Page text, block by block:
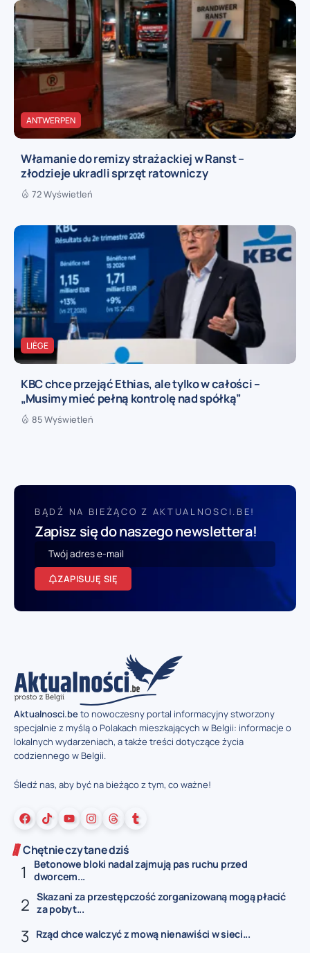
ANTWERPEN
Włamanie do remizy strażackiej w Ranst –
złodzieje ukradli sprzęt ratowniczy
72 Wyświetleń
LIÈGE
KBC chce przejąć Ethias, ale tylko w całości –
„Musimy mieć pełną kontrolę nad spółką”
85 Wyświetleń
BĄDŹ NA BIEŻĄCO Z AKTUALNOSCI.BE!
Zapisz się do naszego newslettera!
ZAPISUJĘ SIĘ
Aktualnosci.beto nowoczesny portal informacyjny stworzony
specjalnie z myślą o Polakach mieszkających w Belgii: informacje o
lokalnych wydarzeniach, a także treści dotyczące życia
codziennego w Belgii.
Śledź nas, aby być na bieżąco z tym, co ważne!
Chętnie czytane dziś
Betonowe bloki nadal zajmują pas ruchu przed
dworcem...
Skazani za przestępczość zorganizowaną mogą płacić
za pobyt...
Rząd chce walczyć z mową nienawiści w sieci...